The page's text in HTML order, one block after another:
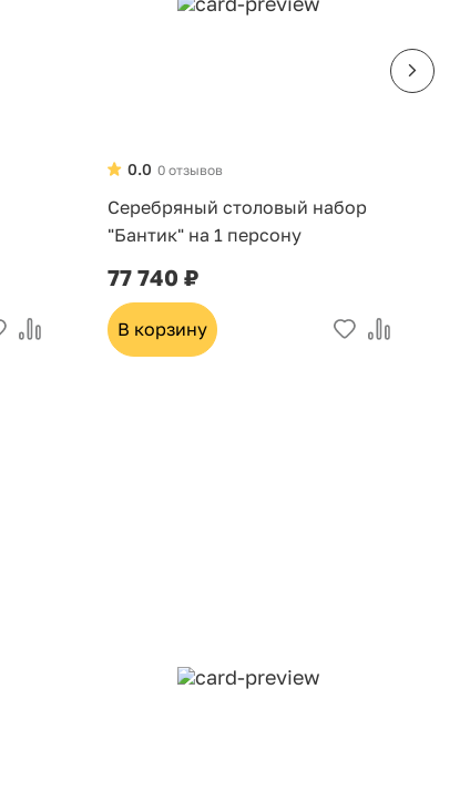
0 отзывов
0.0
Серебряный столовый набор
"Бантик" на 1 персону
77 740 ₽
В корзину